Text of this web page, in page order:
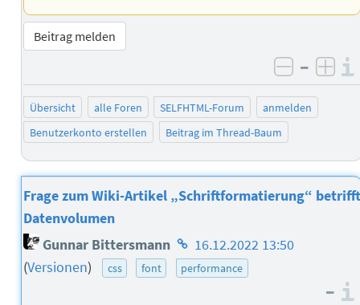
Beitrag melden
negativ
–
Übersicht alle Foren SELFHTML-Forum
anmelden
Benutzerkonto erstellen
Beitrag im Thread-Baum
Frage zum Wiki-Artikel „Schriftformatierung“
Datenvolumen
Gunnar Bittersmann Homepage
des
16.12.2022 13:50
(Versionen) css font performance
–